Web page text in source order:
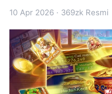
10 Apr 2026 · 369zk Resmi